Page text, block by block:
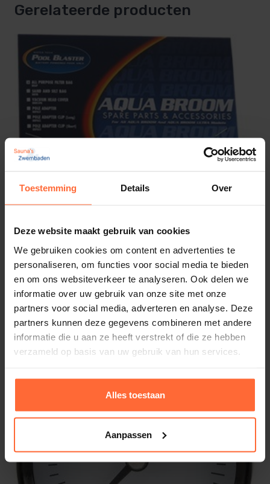
Toestemming Details Over
Deze website maakt gebruik van cookies
We gebruiken cookies om content en advertenties te
personaliseren, om functies voor social media te bieden
en om ons websiteverkeer te analyseren. Ook delen we
informatie over uw gebruik van onze site met onze
partners voor social media, adverteren en analyse. Deze
partners kunnen deze gegevens combineren met andere
informatie die u aan ze heeft verstrekt of die ze hebben
verzameld op basis van uw gebruik van hun services.
Alles toestaan
Aanpassen
Gerelateerde producten
All Purpose Filter Aqua Broom.
39,85 Op voorraad